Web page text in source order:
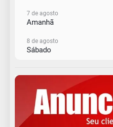
7 de agosto
Amanhã
8 de agosto
Sábado
Domingo
10 de agosto
Segunda-Feira